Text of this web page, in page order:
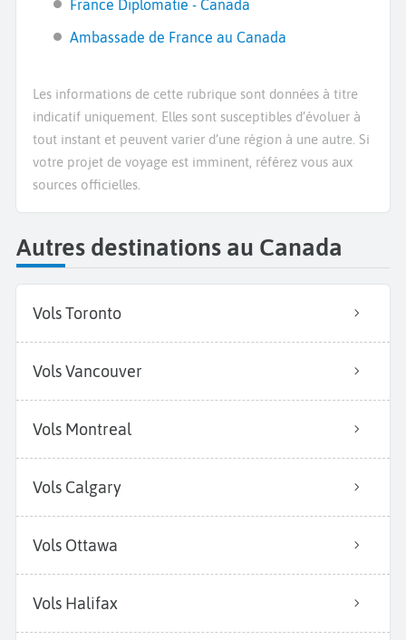
France Diplomatie - Canada
Ambassade de France au Canada
Les informations de cette rubrique sont données à titre
indicatif uniquement. Elles sont susceptibles d’évoluer à
tout instant et peuvent varier d’une région à une autre. Si
votre projet de voyage est imminent, référez vous aux
sources officielles.
Autres destinations au Canada
Vols Toronto
Vols Vancouver
Vols Montreal
Vols Calgary
Vols Ottawa
Vols Halifax